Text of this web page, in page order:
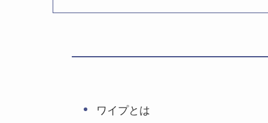
ワイプとは